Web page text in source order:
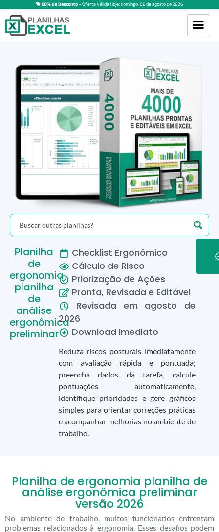
50% de Desconto– Oferta Válida Hoje:domingo,09deagostode2026
Planilha
de
ergonomia
planilha
de
análise
ergonômica
preliminar
Checklist Ergonômico
Cálculo de Risco
Priorização de Ações
Pronta, Revisada e Editável
Revisada em agosto de
2026
Download Imediato
Reduza riscos posturais imediatamente
com avaliação rápida e pontuada;
preencha dados da tarefa, calcule
pontuações automaticamente,
identifique prioridades e gere gráficos
simples para orientar correções práticas
e acompanhar melhorias no ambiente de
trabalho.
Planilha de ergonomia planilha de
análise ergonômica preliminar
versão 2026
No ambiente de trabalho, muitos funcionários enfrentam
problemas relacionados à ergonomia. Esses desafios podem